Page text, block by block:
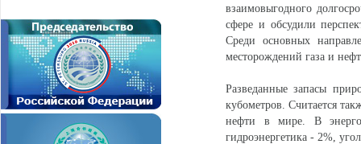
взаимовыгодного
сфере и обсудили
Среди основных
месторождений газа и
Разведанные запасы
кубометров. Считается
нефти в мире. В
гидроэнергетика - 2%,